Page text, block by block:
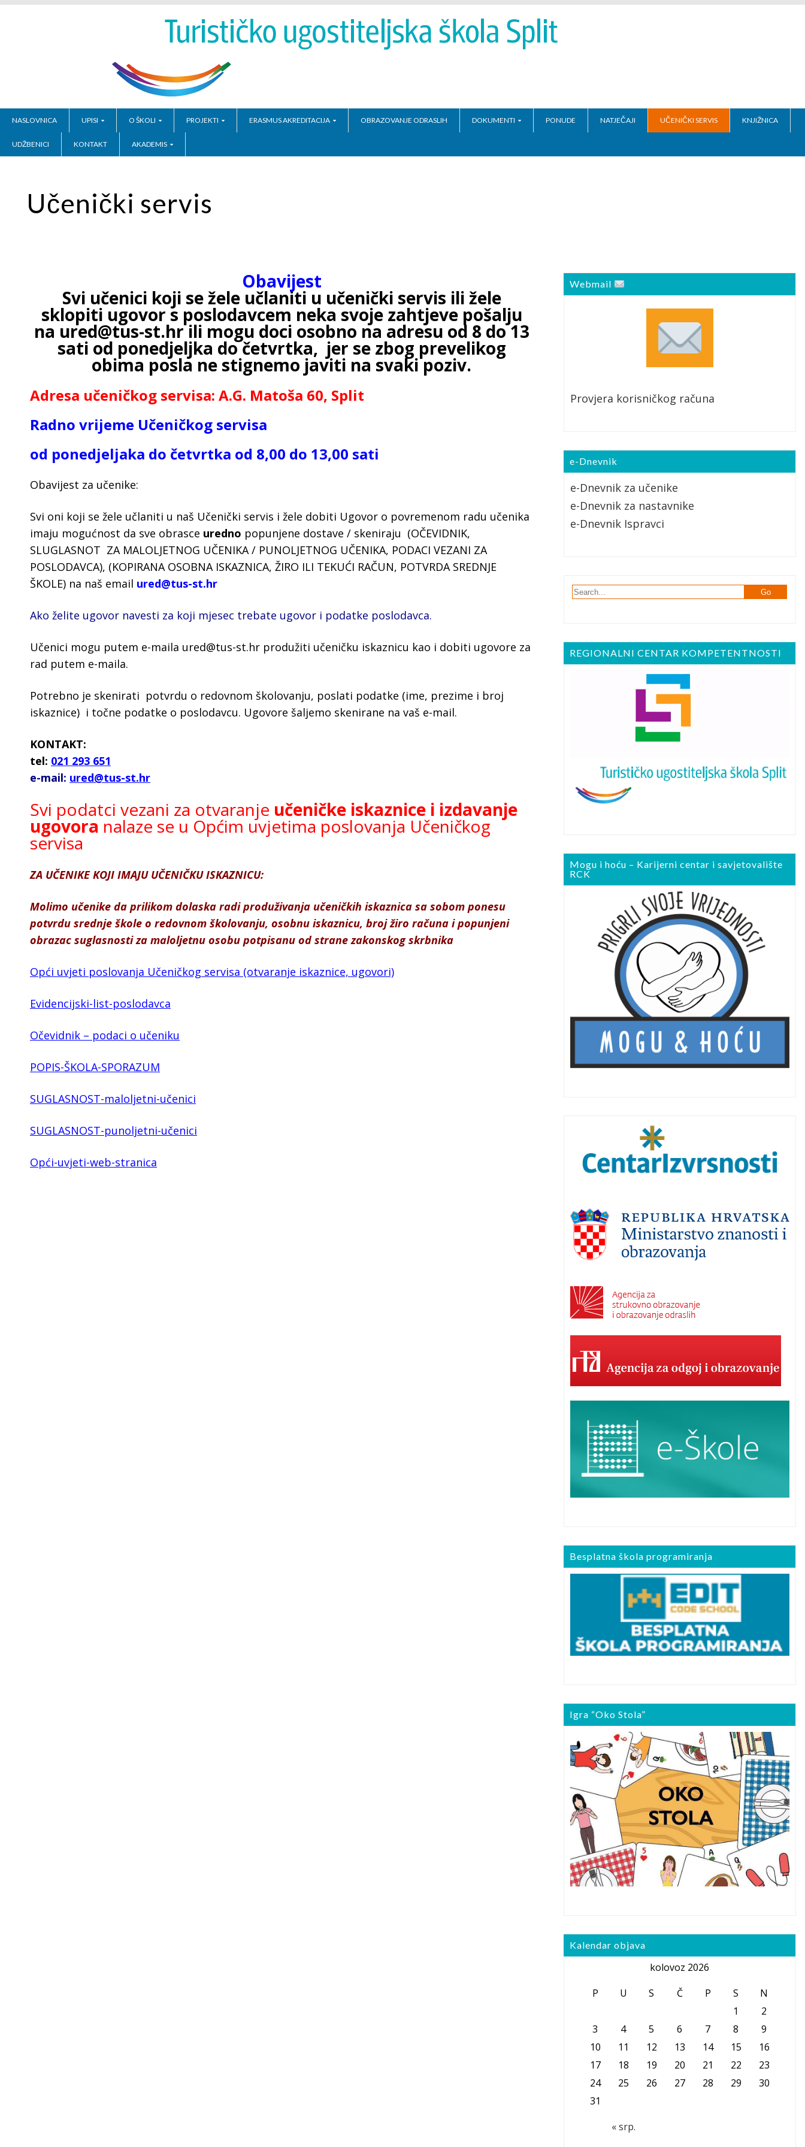
NASLOVNICA UPISI O ŠKOLI PROJEKTI ERASMUS AKREDITACIJA OBRAZOVANJE ODRASLIH DOKUMENTI PONUDE NATJEČAJI UČENIČKI SERVIS KNJIŽNICA
UDŽBENICI KONTAKT AKADEMIS
Učenički servis
Obavijest
Svi učenici koji se žele učlaniti u učenički servis ili žele
sklopiti ugovor s poslodavcem neka svoje zahtjeve pošalju
na ured@tus-st.hr ili mogu doci osobno na adresu od 8 do 13
sati od ponedjeljka do četvrtka, jer se zbog prevelikog
obima posla ne stignemo javiti na svaki poziv.
Adresa učeničkog servisa: A.G. Matoša 60, Split
Radno vrijeme Učeničkog servisa
od ponedjeljaka do četvrtka od 8,00 do 13,00 sati
Obavijest za učenike:
Svi oni koji se žele učlaniti u naš Učenički servis i žele dobiti Ugovor o povremenom radu učenika
imaju mogućnost da sve obrasce uredno popunjene dostave / skeniraju (OČEVIDNIK,
SLUGLASNOT ZA MALOLJETNOG UČENIKA / PUNOLJETNOG UČENIKA, PODACI VEZANI ZA
POSLODAVCA), (KOPIRANA OSOBNA ISKAZNICA, ŽIRO ILI TEKUĆI RAČUN, POTVRDA SREDNJE
ŠKOLE) na naš email ured@tus-st.hr
Ako želite ugovor navesti za koji mjesec trebate ugovor i podatke poslodavca.
Učenici mogu putem e-maila ured@tus-st.hr produžiti učeničku iskaznicu kao i dobiti ugovore za
rad putem e-maila.
Potrebno je skenirati potvrdu o redovnom školovanju, poslati podatke (ime, prezime i broj
iskaznice) i točne podatke o poslodavcu. Ugovore šaljemo skenirane na vaš e-mail.
KONTAKT:
tel: 021 293 651
e-mail: ured@tus-st.hr
Svi podatci vezani za otvaranje učeničke iskaznice i izdavanje
ugovora nalaze se u Općim uvjetima poslovanja Učeničkog
servisa
ZA UČENIKE KOJI IMAJU UČENIČKU ISKAZNICU:
Molimo učenike da prilikom dolaska radi produživanja učeničkih iskaznica sa sobom ponesu
potvrdu srednje škole o redovnom školovanju, osobnu iskaznicu, broj žiro računa i popunjeni
obrazac suglasnosti za maloljetnu osobu potpisanu od strane zakonskog skrbnika
Opći uvjeti poslovanja Učeničkog servisa (otvaranje iskaznice, ugovori)
Evidencijski-list-poslodavca
Očevidnik – podaci o učeniku
POPIS-ŠKOLA-SPORAZUM
SUGLASNOST-maloljetni-učenici
SUGLASNOST-punoljetni-učenici
Opći-uvjeti-web-stranica
Webmail
Provjera korisničkog računa
e-Dnevnik
e-Dnevnik za učenike
e-Dnevnik za nastavnike
e-Dnevnik Ispravci
REGIONALNI CENTAR KOMPETENTNOSTI
Mogu i hoću – Karijerni centar i savjetovalište
RCK
Besplatna škola programiranja
Igra “Oko Stola”
Kalendar objava
kolovoz 2026
P
U S Č P S N
« srp.
1
2
3
4 5 6 7 8
9
10
11 12 13 14 15
16
17
18 19 20 21 22
23
24
25 26 27 28 29
30
31